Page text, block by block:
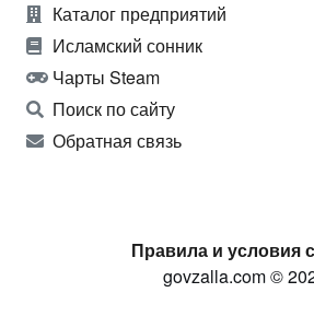
Каталог предприятий
Исламский сонник
Чарты Steam
Поиск по сайту
Обратная связь
Правила и условия
govzalla.com ©